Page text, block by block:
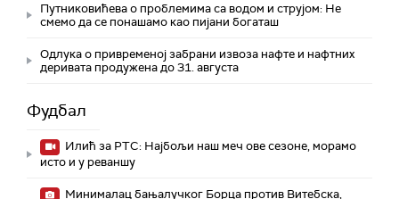
Путниковићева о проблемима са водом и струјом: Не
смемо да се понашамо као пијани богаташ
Одлука о привременој забрани извоза нафте и нафтних
деривата продужена до 31. августа
Фудбал
Илић за РТС: Најбољи наш меч ове сезоне, морамо
исто и у реваншу
Минималац бањалучког Борца против Витебска,